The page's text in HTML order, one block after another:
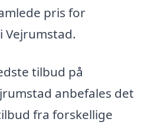
pris for
Vejrumstad.
tilbud på
anbefales det
fra forskellige